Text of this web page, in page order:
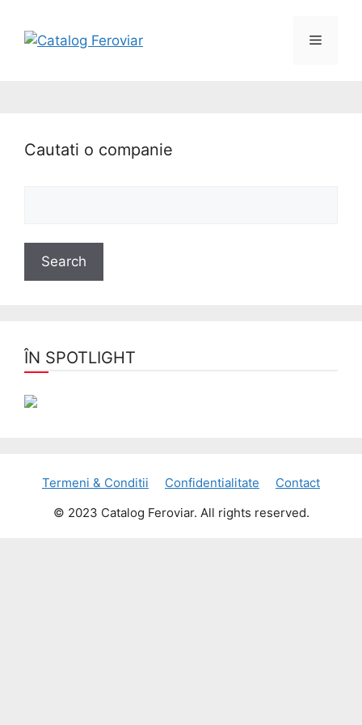
Cautati o companie
ÎN SPOTLIGHT
Termeni & Conditii Confidentialitate
Contact
© 2023 Catalog Feroviar. All rights reserved.